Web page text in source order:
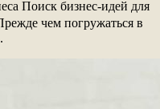
Поиск бизнес-идей для
чем погружаться в